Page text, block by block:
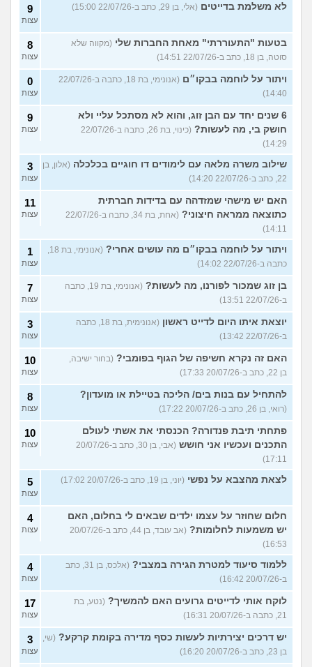
לא משלמת בדייטים (אלי, בן 29, כתב ב-22/07/26 15:00) 9
עצות
בטעות "התעוררתי" מאחת החברות שלי (מקווה שלא
סוטה, בן 18, כתב ב-22/07/26 14:51)
8
עצות
ויתור על לוחמה בבקו״ם
(אנונימי, בת 18, כתבה ב-22/07/26
14:40)
0
עצות
6 שנים יחד עם הבן זוג, והוא לא מסתכל עליי ולא
חושק בי, מה לעשות?
(כינוי, בת 26, כתבה ב-22/07/26
14:29)
9
עצות
שילוב משרה מלאה עם לימודים דו חוגיים בכלכלה (אלון, בן
22, כתב ב-22/07/26 14:20)
3
עצות
האם יש מישהי שמזדהה עם בדידות חברתית
כתוצאה ממראה חיצוני?
(אחת, בת 34, כתבה ב-22/07/26
14:11)
11
עצות
ויתור על לוחמה בבקו״ם מה עושים אחרי?
כתבה ב-22/07/26 14:02)
1
עצות
בן זוג שמכור לפורנו, מה לעשות?
(אנונימי, בת 19, כתבה
ב-22/07/26 13:51)
7
עצות
יוצאת איתו היום לדייט ראשון
(אנונימית, בת 18, כתבה
ב-22/07/26 13:42)
3
עצות
האם זה נקרא חשיפה של הגוף בפומבי? (בחור ישיבה,
בן 22, כתב ב-20/07/26 17:33)
10
עצות
להתחיל עם בנות בים/ הליכה בטיילת או מועדון?
(רואי, בן 26, כתב ב-20/07/26 17:22)
8
עצות
פתחתי תיבת פנדורה? הכנסתי את אשתי לעולם
התכנים ועכשיו אני חושש
(אבי, בן 30, כתב ב-20/07/26
17:11)
10
עצות
לצאת מהצבא על נפשי (יוני, בן 19, כתב ב-20/07/26 17:02) 5
עצות
חלום שחוזר על עצמו ילדים שבאים לי בחלום, האם
יש משמעות לחלומות?
(אב עובד, בן 44, כתב ב-20/07/26
16:53)
4
עצות
ללמוד סיעוד למטרת הגירה במצבי?
(אלכס, בן 31, כתב
ב-20/07/26 16:42)
4
עצות
לוקח אותי לדייטים גרועים האם להמשיך? (נטע, בת
21, כתבה ב-20/07/26 16:31)
17
עצות
יש דרכים יצירתיות לעשות כסף מדירה בקומת קרקע? (שי,
בן 23, כתב ב-20/07/26 16:20)
3
עצות